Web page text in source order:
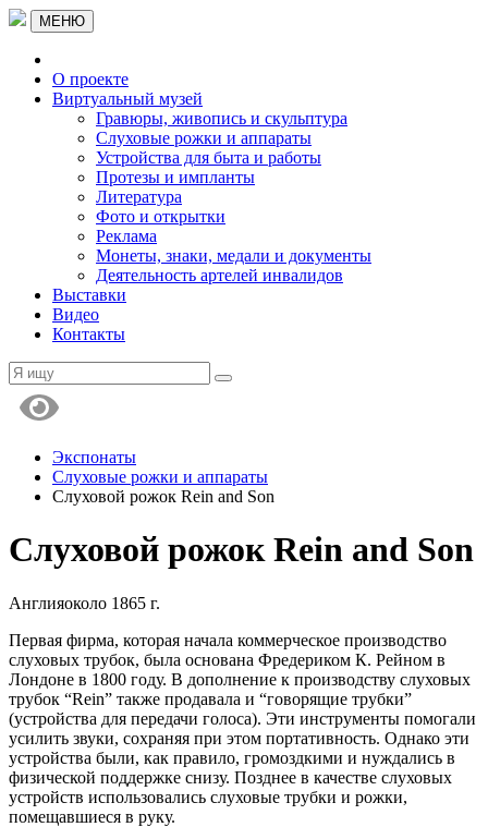
МЕНЮ
О проекте
Виртуальный музей
Гравюры, живопись и скульптура
Слуховые рожки и аппараты
Устройства для быта и работы
Протезы и импланты
Литература
Фото и открытки
Реклама
Монеты, знаки, медали и документы
Деятельность артелей инвалидов
Выставки
Видео
Контакты
Экспонаты
Слуховые рожки и аппараты
Слуховой рожок Rein and Son
Слуховой рожок Rein and Son
Англияоколо 1865 г.
Первая фирма, которая начала коммерческое производство
слуховых трубок, была основана Фредериком К. Рейном в
Лондоне в 1800 году. В дополнение к производству слуховых
трубок “Rein” также продавала и “говорящие трубки”
(устройства для передачи голоса). Эти инструменты помогали
усилить звуки, сохраняя при этом портативность. Однако эти
устройства были, как правило, громоздкими и нуждались в
физической поддержке снизу. Позднее в качестве слуховых
устройств использовались слуховые трубки и рожки,
помещавшиеся в руку.